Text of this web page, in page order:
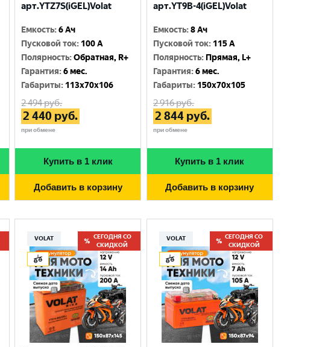
арт.YTZ7S(iGEL)Volat
Емкость:6 Ач
Пусковой ток: 100 A
Полярность:Обратная, R+
Гарантия:6 мес.
Габариты: 113x70x106
2 494руб.
2 440 руб.
при обмене
Купить в 1 клик
Добавить в корзину
арт.YT9B-4(iGEL)Volat
Емкость:8 Ач
Пусковой ток: 115 A
Полярность: Прямая, L+
Гарантия:6 мес.
Габариты: 150x70x105
2 916руб.
2 844руб.
при обмене
Купить в 1 клик
Добавить в корзину
VOLAT
СЕГОДНЯ СО
СКИДКОЙ
VOLAT
СЕГОДНЯ СО
СКИДКОЙ